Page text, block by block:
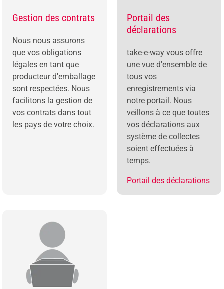
Gestion des contrats
Nous nous assurons
que vos obligations
légales en tant que
producteur d'emballage
sont respectées. Nous
facilitons la gestion de
vos contrats dans tout
les pays de votre choix.
Portail des
déclarations
take-e-way vous offre
une vue d'ensemble de
tous vos
enregistrements via
notre portail. Nous
veillons à ce que toutes
vos déclarations aux
système de collectes
soient effectuées à
temps.
Portail des déclarations